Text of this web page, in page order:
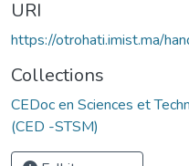
URI
https://otrohati.imist.ma/
Collections
CEDoc en Sciences et
(CED -STSM)